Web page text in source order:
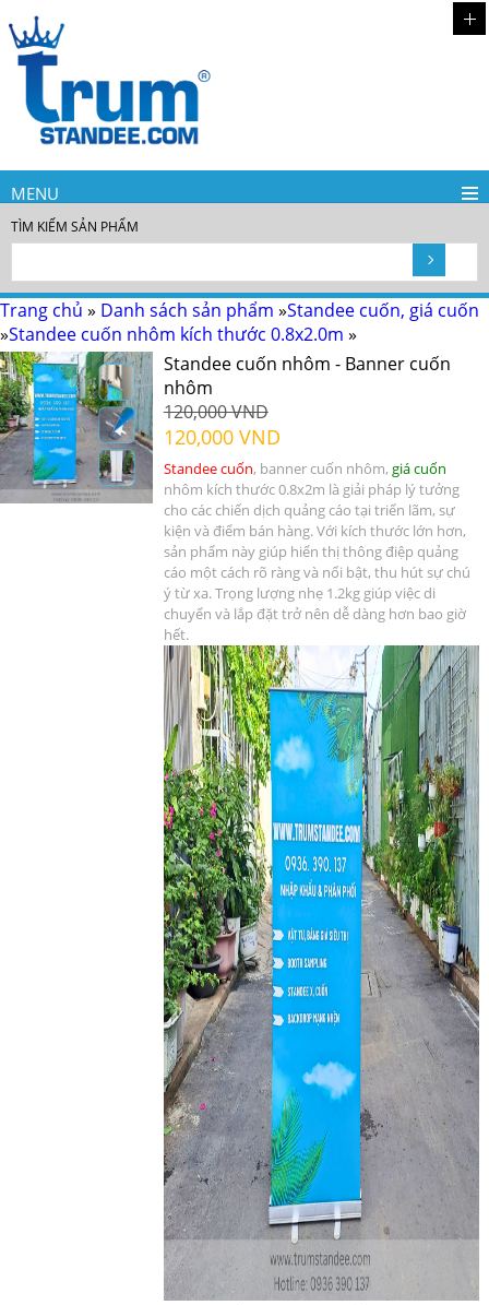
MENU
TÌM KIẾM SẢN PHẨM
Trang chủ » Danh sách sản phẩm »Standee cuốn, giá cuốn
»Standee cuốn nhôm kích thước 0.8x2.0m »
Standee cuốn nhôm - Banner cuốn
nhôm
120,000 VND
120,000 VND
Standee cuốn, banner cuốn nhôm, giá cuốn
nhôm kích thước 0.8x2m là giải pháp lý tưởng
cho các chiến dịch quảng cáo tại triển lãm, sự
kiện và điểm bán hàng. Với kích thước lớn hơn,
sản phẩm này giúp hiển thị thông điệp quảng
cáo một cách rõ ràng và nổi bật, thu hút sự chú
ý từ xa. Trọng lượng nhẹ 1.2kg giúp việc di
chuyển và lắp đặt trở nên dễ dàng hơn bao giờ
hết.